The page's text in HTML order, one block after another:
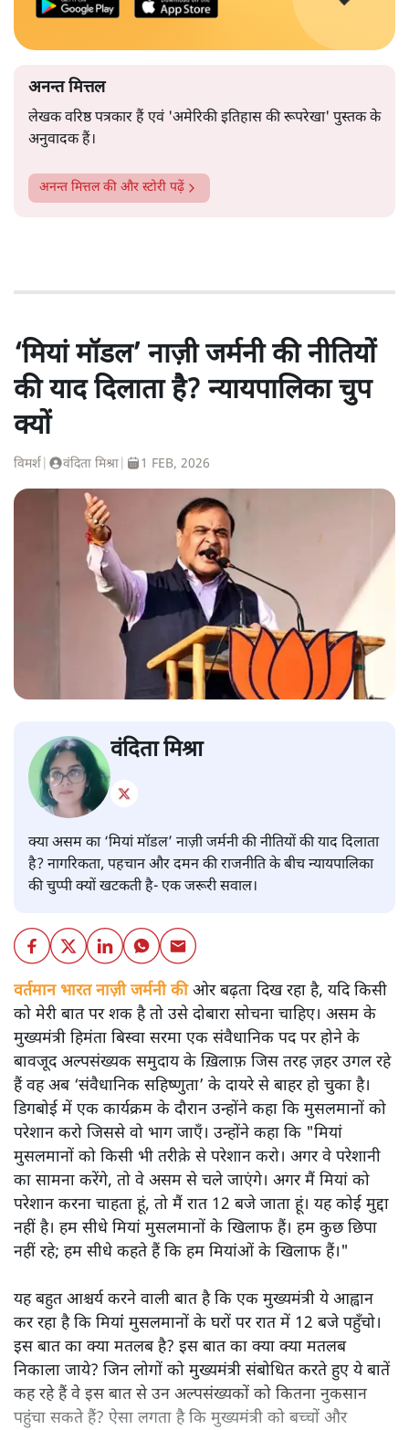
अनन्त मित्तल
लेखक वरिष्ठ पत्रकार हैं एवं 'अमेरिकी इतिहास की रूपरेखा' पुस्तक के
अनुवादक हैं।
अनन्त मित्तलकी और स्टोरी पढ़ें
‘मियां मॉडल’ नाज़ी जर्मनी की नीतियों
की याद दिलाता है? न्यायपालिका चुप
क्यों
विमर्श वंदिता मिश्रा 1 FEB, 2026
वंदिता मिश्रा
क्या असम का ‘मियां मॉडल’ नाज़ी जर्मनी की नीतियों की याद दिलाता
है? नागरिकता, पहचान और दमन की राजनीति के बीच न्यायपालिका
की चुप्पी क्यों खटकती है- एक जरूरी सवाल।
वर्तमान भारत नाज़ी जर्मनी कीओर बढ़ता दिख रहा है, यदि किसी
को मेरी बात पर शक है तो उसे दोबारा सोचना चाहिए। असम के
मुख्यमंत्री हिमंता बिस्वा सरमा एक संवैधानिक पद पर होने के
बावजूद अल्पसंख्यक समुदाय के ख़िलाफ़ जिस तरह ज़हर उगल रहे
हैं वह अब ‘संवैधानिक सहिष्णुता’ के दायरे से बाहर हो चुका है।
डिगबोई में एक कार्यक्रम के दौरान उन्होंने कहा कि मुसलमानों को
परेशान करो जिससे वो भाग जाएँ। उन्होंने कहा कि "मियां
मुसलमानों को किसी भी तरीक़े से परेशान करो। अगर वे परेशानी
का सामना करेंगे, तो वे असम से चले जाएंगे। अगर मैं मियां को
परेशान करना चाहता हूं, तो मैं रात 12 बजे जाता हूं। यह कोई मुद्दा
नहीं है। हम सीधे मियां मुसलमानों के खिलाफ हैं। हम कुछ छिपा
नहीं रहे; हम सीधे कहते हैं कि हम मियांओं के खिलाफ हैं।"
यह बहुत आश्चर्य करने वाली बात है कि एक मुख्यमंत्री ये आह्वान
कर रहा है कि मियांं मुसलमानों के घरों पर रात में 12 बजे पहुँचो।
इस बात का क्या मतलब है? इस बात का क्या क्या मतलब
निकाला जाये? जिन लोगों को मुख्यमंत्री संबोधित करते हुए ये बातें
कह रहे हैं वे इस बात से उन अल्पसंख्यकों को कितना नुकसान
पहुंचा सकते हैं? ऐसा लगता है कि मुख्यमंत्री को बच्चों और